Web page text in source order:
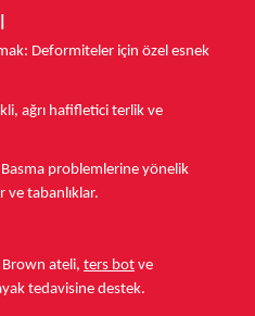
Deformiteler için özel esnek
ağrı hafifletici terlik ve
Basma problemlerine yönelik
tabanlıklar.
Brown ateli, ters bot ve
tedavisine destek.